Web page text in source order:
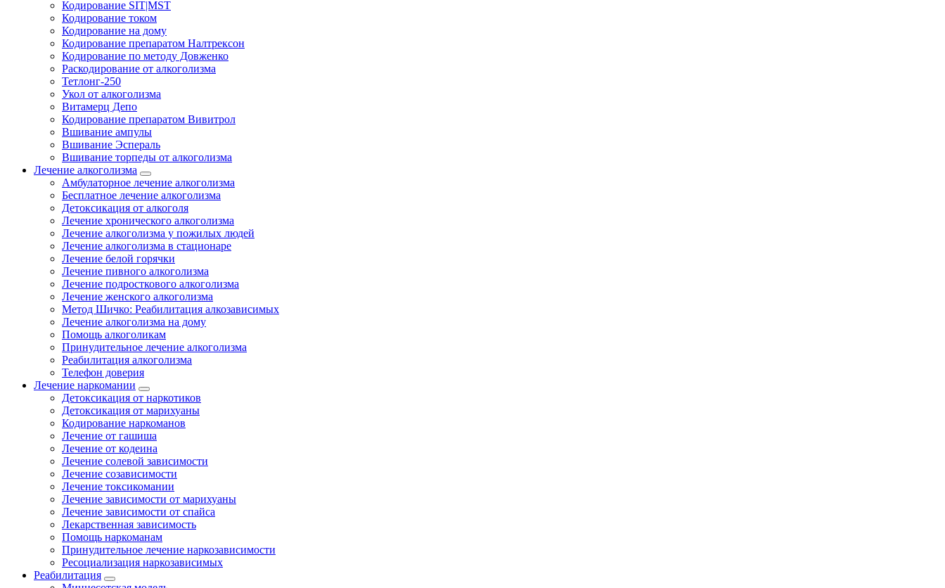
Кодирование SIT|MST
Кодирование током
Кодирование на дому
Кодирование препаратом Налтрексон
Кодирование по методу Довженко
Раскодирование от алкоголизма
Тетлонг-250
Укол от алкоголизма
Витамерц Депо
Кодирование препаратом Вивитрол
Вшивание ампулы
Вшивание Эспераль
Вшивание торпеды от алкоголизма
Лечение алкоголизма
Амбулаторное лечение алкоголизма
Бесплатное лечение алкоголизма
Детоксикация от алкоголя
Лечение хронического алкоголизма
Лечение алкоголизма у пожилых людей
Лечение алкоголизма в стационаре
Лечение белой горячки
Лечение пивного алкоголизма
Лечение подросткового алкоголизма
Лечение женского алкоголизма
Метод Шичко: Реабилитация алкозависимых
Лечение алкоголизма на дому
Помощь алкоголикам
Принудительное лечение алкоголизма
Реабилитация алкоголизма
Телефон доверия
Лечение наркомании
Детоксикация от наркотиков
Детоксикация от марихуаны
Кодирование наркоманов
Лечение от гашиша
Лечение от кодеина
Лечение солевой зависимости
Лечение созависимости
Лечение токсикомании
Лечение зависимости от марихуаны
Лечение зависимости от спайса
Лекарственная зависимость
Помощь наркоманам
Принудительное лечение наркозависимости
Ресоциализация наркозависимых
Реабилитация